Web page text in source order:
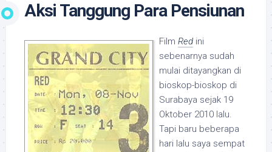
Aksi Tanggung Para Pensiunan
Film Red ini
sebenarnya sudah
mulai ditayangkan di
bioskop-bioskop di
Surabaya sejak 19
Oktober 2010 lalu.
Tapi baru beberapa
hari lalu saya sempat